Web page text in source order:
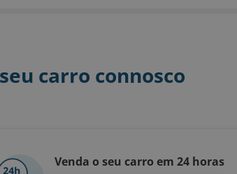
carro connosco
Venda o seu carro em 24 horas